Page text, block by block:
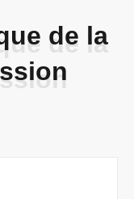
de la
de la